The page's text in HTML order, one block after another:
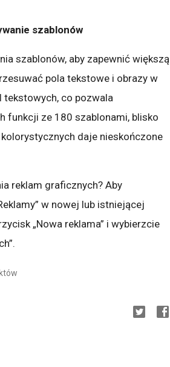
szablonów
szablonów, aby zapewnić większą
pola tekstowe i obrazy w
tekstowych, co pozwala
funkcji ze 180 szablonami, blisko
daje nieskończone
reklam graficznych? Aby
w nowej lub istniejącej
„Nowa reklama” i wybierzcie